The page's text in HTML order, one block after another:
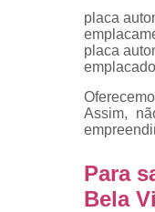
placa
placa
Assim,
Para
Bela